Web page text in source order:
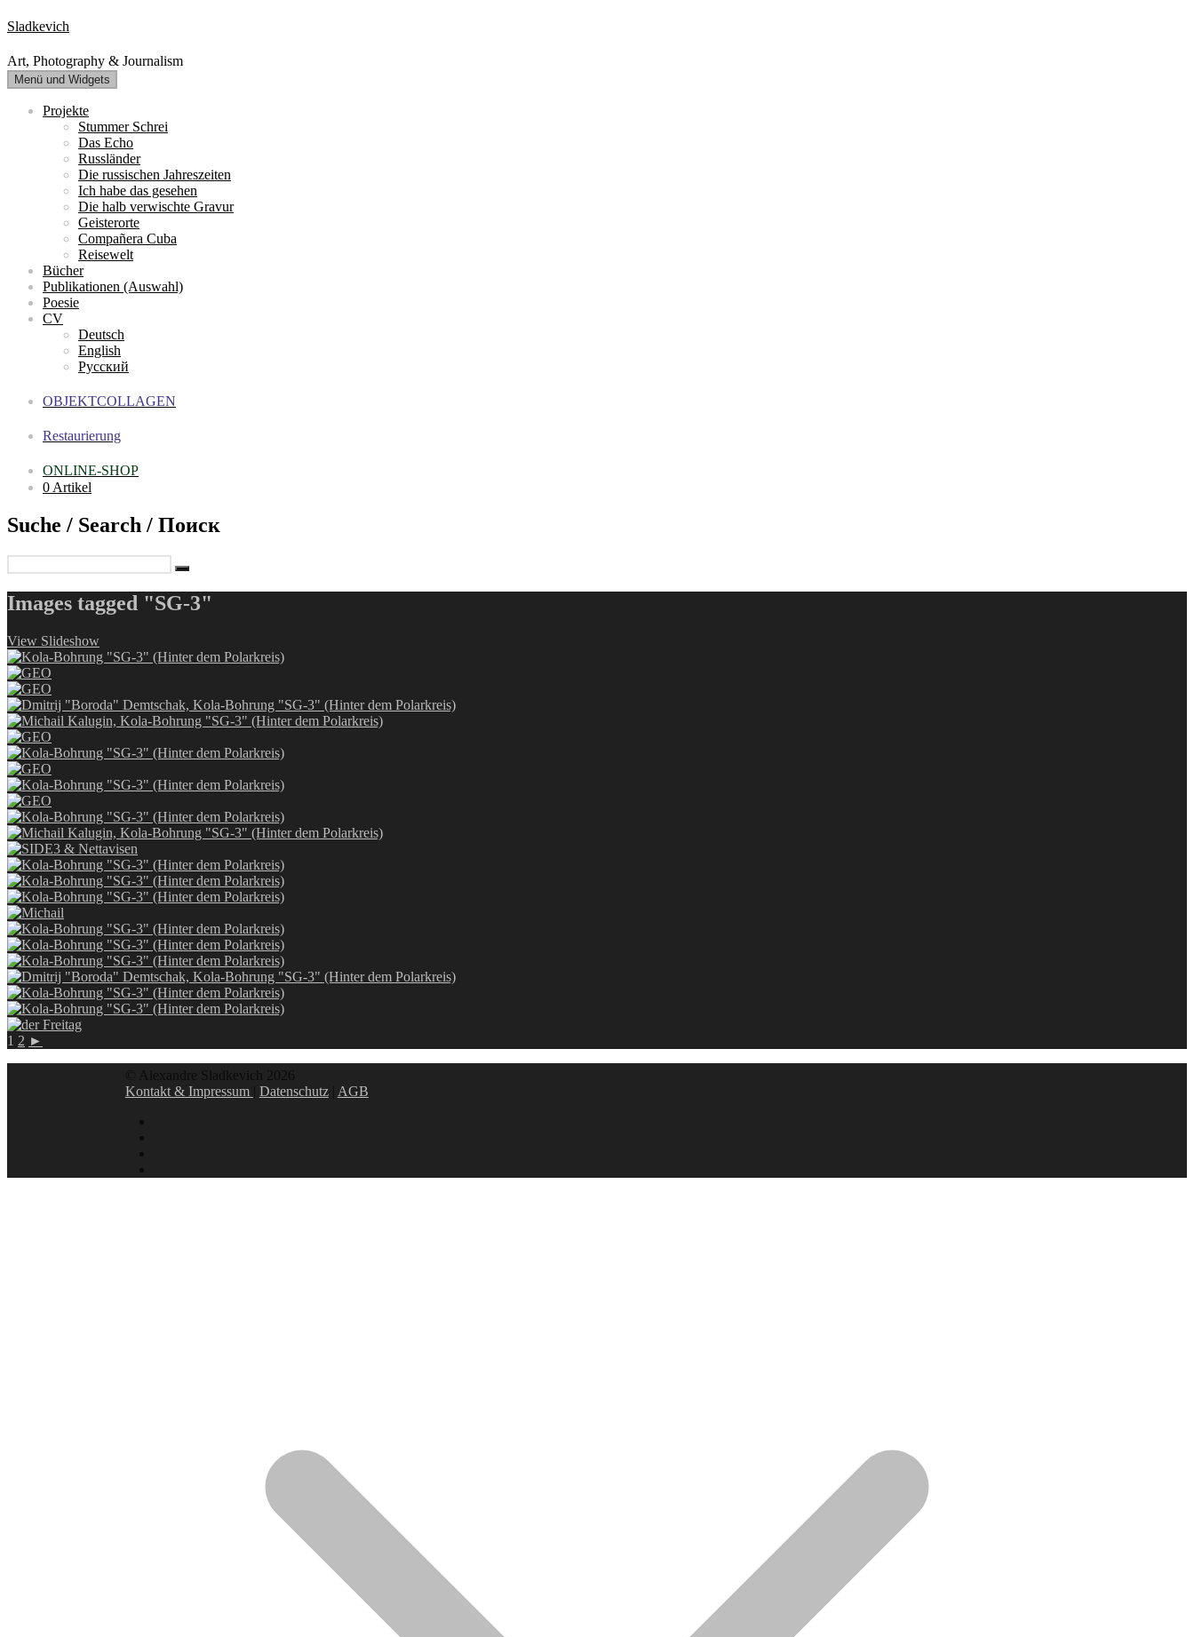
Zum
Inhalt
springen
Sladkevich
Art, Photography & Journalism
Menü und Widgets
Projekte
Stummer Schrei
Das Echo
Russländer
Die russischen Jahreszeiten
Ich habe das gesehen
Die halb verwischte Gravur
Geisterorte
Compañera Cuba
Reisewelt
Bücher
Publikationen (Auswahl)
Poesie
CV
Deutsch
English
Русский
OBJEKTCOLLAGEN
Restaurierung
ONLINE-SHOP
0 Artikel
Suche / Search / Поиск
Images tagged "SG-3"
View Slideshow
1 2 ►
Kontakt & Impressum
Datenschutz| AGB